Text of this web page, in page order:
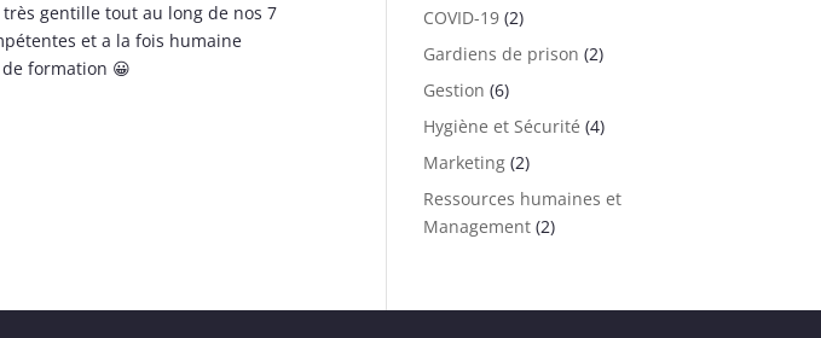
très gentille tout au long de nos 7
et a la fois humaine
formation 😀
COVID-19 (2)
Gardiens de prison (2)
Gestion (6)
Hygiène et Sécurité (4)
Marketing (2)
Ressources humaines et
Management (2)